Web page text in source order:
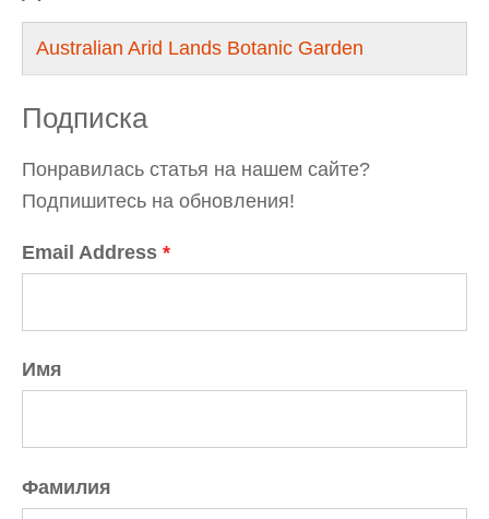
Australian Arid Lands Botanic Garden
Подписка
Понравилась статья на нашем сайте?
Подпишитесь на обновления!
Email Address *
Имя
Фамилия